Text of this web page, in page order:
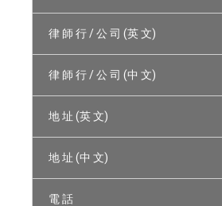
律 師 行 / 公 司 (英 文)
律 師 行 / 公 司 (中 文)
地 址 (英 文)
地 址 (中 文)
電 話